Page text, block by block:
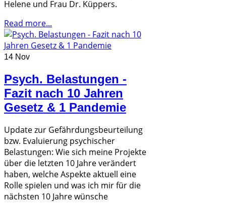
Helene und Frau Dr. Küppers.
Read more...
14 Nov
Psych. Belastungen -
Fazit nach 10 Jahren
Gesetz & 1 Pandemie
Update zur Gefährdungsbeurteilung
bzw. Evaluierung psychischer
Belastungen: Wie sich meine Projekte
über die letzten 10 Jahre verändert
haben, welche Aspekte aktuell eine
Rolle spielen und was ich mir für die
nächsten 10 Jahre wünsche